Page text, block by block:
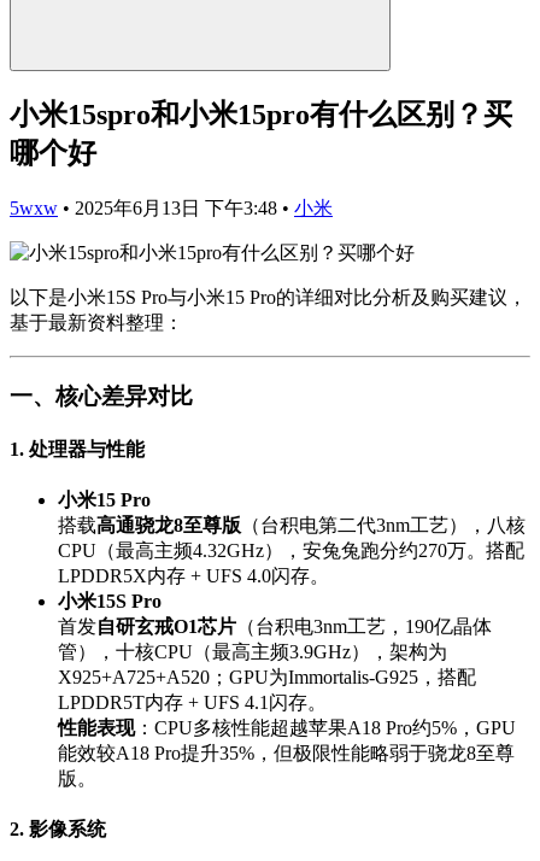
小米15spro和小米15pro有什么区别？买
哪个好
5wxw • 2025年6月13日 下午3:48 • 小米
以下是小米15S Pro与小米15 Pro的详细对比分析及购买建议，
基于最新资料整理：
一、核心差异对比
1. 处理器与性能
小米15 Pro
搭载高通骁龙8至尊版 （台积电第二代3nm工艺），八核
CPU（最高主频4.32GHz），安兔兔跑分约270万。搭配
LPDDR5X内存 + UFS 4.0闪存。
小米15S Pro
首发自研玄戒O1芯片 （台积电3nm工艺，190亿晶体
管），十核CPU（最高主频3.9GHz），架构为
X925+A725+A520；GPU为Immortalis-G925，搭配
LPDDR5T内存 + UFS 4.1闪存。
性能表现：CPU多核性能超越苹果A18 Pro约5%，GPU
能效较A18 Pro提升35%，但极限性能略弱于骁龙8至尊
版。
2. 影像系统